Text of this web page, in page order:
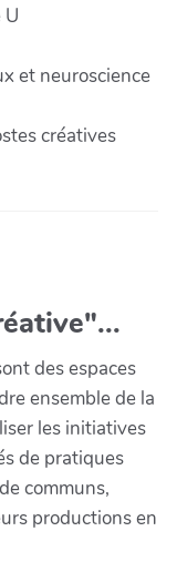
et neuroscience
créatives
des espaces
ensemble de la
les initiatives
de pratiques
communs,
productions en